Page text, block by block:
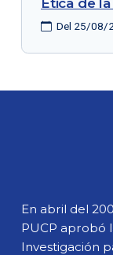
Ética de
Del 25/08/
En abril del
PUCP aprobó
Investigación